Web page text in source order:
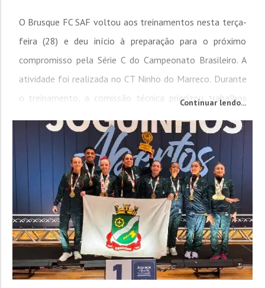
O Brusque FC SAF voltou aos treinamentos nesta terça-
feira (28) e deu início à preparação para o próximo
compromisso pela Série C do Campeonato Brasileiro. A
atividade foi realizada no CT Ninho do Marreco. Durante
o treinamento, a comissão técnica priorizou trabalhos
bola, passes, condução, movimentação e tomada de
decisão. A atividade...
Continuar lendo...